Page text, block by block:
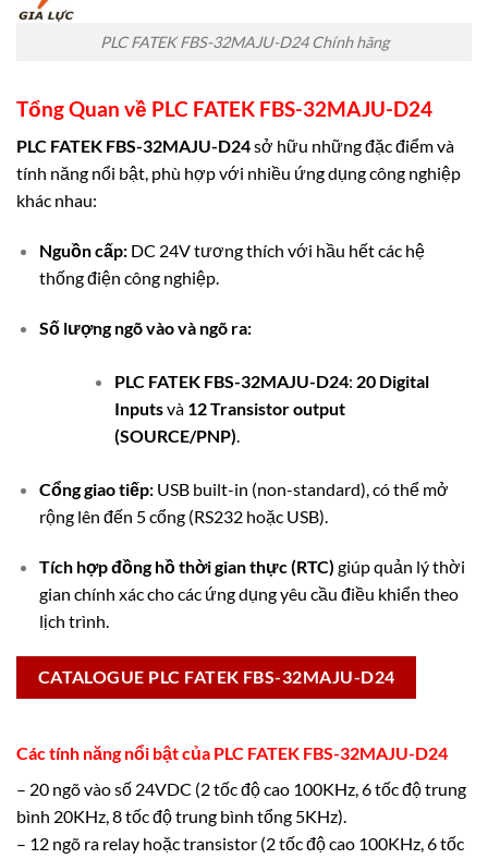
PLC FATEK FBS-32MAJU-D24 Chính hãng
Tổng Quan về PLC FATEK FBS-32MAJU-D24
PLC FATEK FBS-32MAJU-D24sở hữu những đặc điểm và
tính năng nổi bật, phù hợp với nhiều ứng dụng công nghiệp
khác nhau:
Nguồn cấp:DC 24V tương thích với hầu hết các hệ
thống điện công nghiệp.
Số lượng ngõ vào và ngõ ra:
PLC FATEK FBS-32MAJU-D24: 20 Digital
Inputsvà 12 Transistor output
(SOURCE/PNP)
Cổng giao tiếp:USB built-in (non-standard), có thể mở
rộng lên đến 5 cổng (RS232 hoặc USB).
Tích hợp đồng hồ thời gian thực (RTC) giúp quản lý thời
gian chính xác cho các ứng dụng yêu cầu điều khiển theo
lịch trình.
CATALOGUE PLC FATEK FBS-32MAJU-D24
Các tính năng nổi bật của PLC FATEK FBS-32MAJU-D24
– 20 ngõ vào số 24VDC (2 tốc độ cao 100KHz, 6 tốc độ trung
bình 20KHz, 8 tốc độ trung bình tổng 5KHz).
– 12 ngõ ra relay hoặc transistor (2 tốc độ cao 100KHz, 6 tốc